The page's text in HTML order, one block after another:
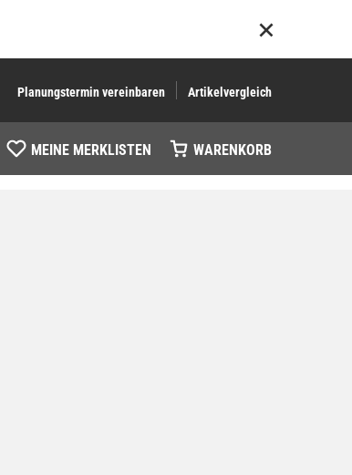
Planungstermin vereinbaren Artikelvergleich
MEINE MERKLISTEN WARENKORB